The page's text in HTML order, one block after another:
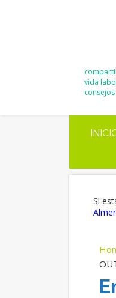
vida
Si